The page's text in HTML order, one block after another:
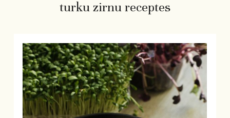
turku zirnu receptes